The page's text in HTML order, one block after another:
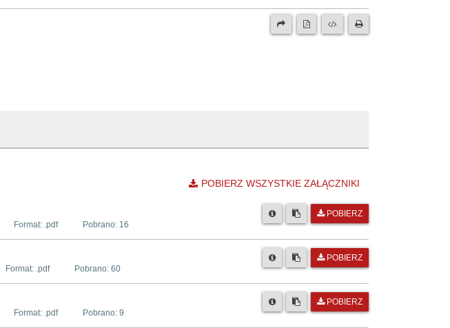
POBIERZ WSZYSTKIE ZAŁĄCZNIKI
Format: .pdf Pobrano: 16
POBIERZ
Format: .pdf Pobrano: 60
POBIERZ
Format: .pdf Pobrano: 9
POBIERZ